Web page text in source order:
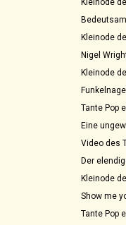
Kleinode
Nigel
Kleinode
Tante Pop
Eine
Video des
Der
Kleinode
Show me
Tante Pop